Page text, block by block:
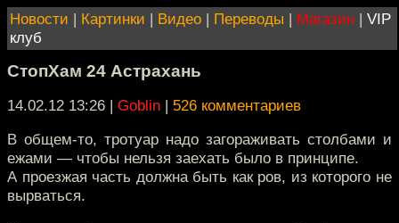
Новости | Картинки | Видео | Переводы | Магазин | VIP
клуб
СтопХам 24 Астрахань
14.02.12 13:26 | Goblin | 526 комментариев
В общем-то, тротуар надо загораживать столбами и
ежами — чтобы нельзя заехать было в принципе.
А проезжая часть должна быть как ров, из которого не
вырваться.